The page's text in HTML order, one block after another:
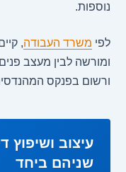
נוספות.
לפי משרד העבודה,
ומורשה לבין מעצב
ורשום בפנקס
עיצוב
שניהם ביחד